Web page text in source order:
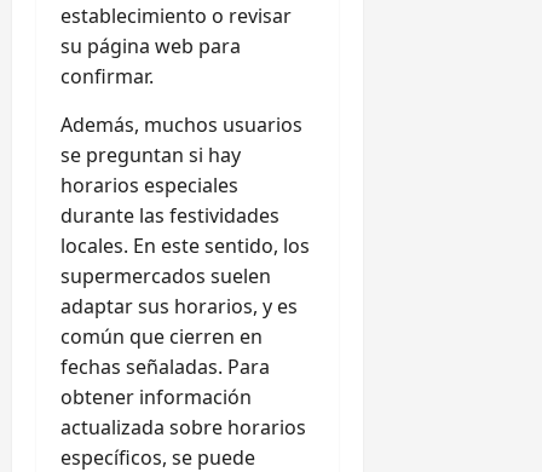
establecimiento o revisar
su página web para
confirmar.
Además, muchos usuarios
se preguntan si hay
horarios especiales
durante las festividades
locales. En este sentido, los
supermercados suelen
adaptar sus horarios, y es
común que cierren en
fechas señaladas. Para
obtener información
actualizada sobre horarios
específicos, se puede